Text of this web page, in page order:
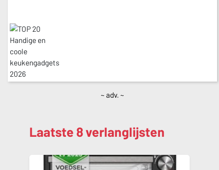
~ adv. ~
Laatste 8 verlanglijsten